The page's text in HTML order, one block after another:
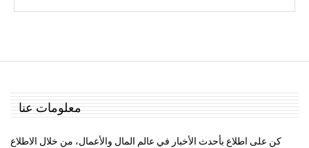
معلومات عنا
كن على اطلاع بأحدث الأخبار في عالم المال والأعمال، من خلال الاطلاع